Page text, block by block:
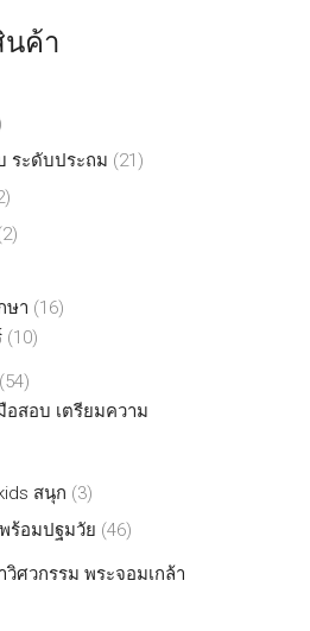
ค้า
ระดับประถม (21)
ษา (16)
(10)
(54)
อสอบ เตรียมความ
สนุก (3)
ร้อมปฐมวัย (46)
วิศวกรรม พระจอมเกล้า